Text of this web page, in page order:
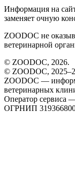
Информация на
заменяет очную
ZOODOC не
ветеринарной
© ZOODOC, 2026.
© ZOODOC, 2025–
ZOODOC —
ветеринарных
Оператор
ОГРНИП